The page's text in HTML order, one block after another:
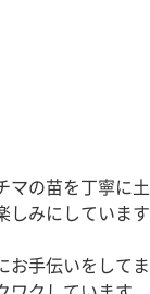
の苗を丁寧に土
みにしていま
手伝いをしてま